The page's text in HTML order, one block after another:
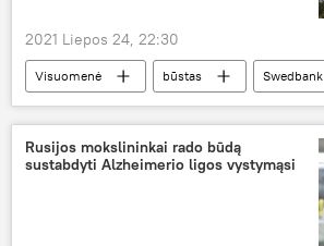
2021 Liepos 24, 22:30
Visuomenė būstas Swedbank
Rusijos mokslininkai rado būdą
sustabdyti Alzheimerio ligos vystymąsi